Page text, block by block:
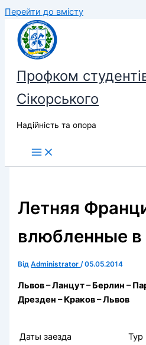
Перейти до вмісту
Профком
Сікорського
Надійність та опора
Летняя
влюбленные
ВідAdministrator/05.05.2014
Львов – Ланцут – Берлин –
Дрезден – Краков – Львов
Даты заезда Тур